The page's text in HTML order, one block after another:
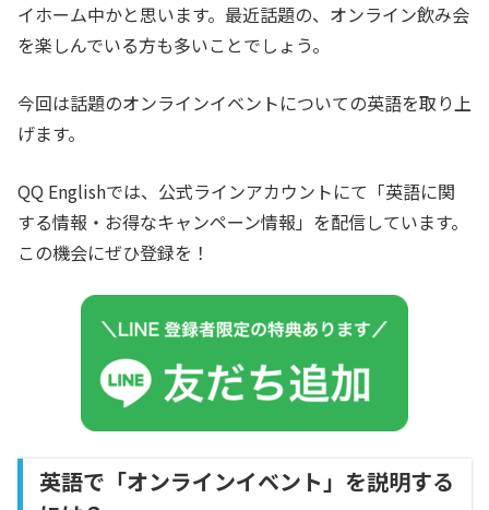
イホーム中かと思います。最近話題の、オンライン飲み会
を楽しんでいる方も多いことでしょう。
今回は話題のオンラインイベントについての英語を取り上
げます。
QQ Englishでは、公式ラインアカウントにて「英語に関
する情報・お得なキャンペーン情報」を配信しています。
この機会にぜひ登録を！
英語で「オンラインイベント」を説明する